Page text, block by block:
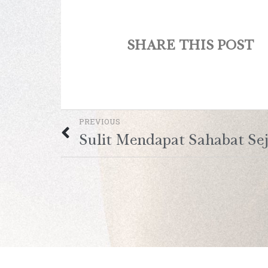
SHARE THIS POST
PREVIOUS
Sulit Mendapat Sahabat